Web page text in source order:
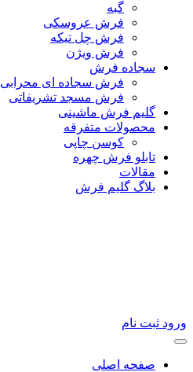
گبه
فرش عروسکی
فرش چل تیکه
فرش ویژن
سجاده فرش
فرش سجاده ای محرابی
فرش مسجد تشریفاتی
گلیم فرش ماشینی
محصولات متفرقه
کوسن چاپی
تابلو فرش چهره
مقالات
بلاگ گلیم فرش
ورود ثبت نام
صفحه اصلی